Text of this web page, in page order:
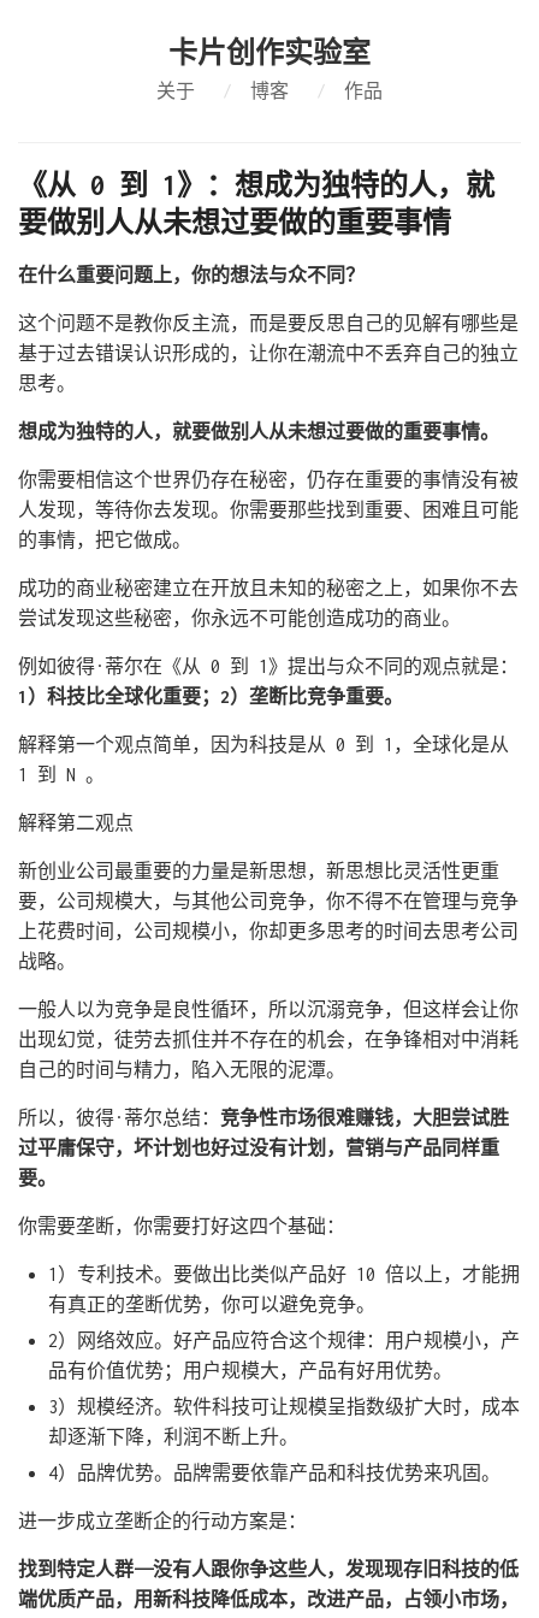
卡片创作实验室
关于 / 博客 / 作品
《从 0 到 1》：想成为独特的人，就
要做别人从未想过要做的重要事情
在什么重要问题上，你的想法与众不同？
这个问题不是教你反主流，而是要反思自己的见解有哪些是
基于过去错误认识形成的，让你在潮流中不丢弃自己的独立
思考。
想成为独特的人，就要做别人从未想过要做的重要事情。
你需要相信这个世界仍存在秘密，仍存在重要的事情没有被
人发现，等待你去发现。你需要那些找到重要、困难且可能
的事情，把它做成。
成功的商业秘密建立在开放且未知的秘密之上，如果你不去
尝试发现这些秘密，你永远不可能创造成功的商业。
例如彼得·蒂尔在《从 0 到 1》提出与众不同的观点就是：
1）科技比全球化重要；2）垄断比竞争重要。
解释第一个观点简单，因为科技是从 0 到 1，全球化是从
1 到 N 。
解释第二观点
新创业公司最重要的力量是新思想，新思想比灵活性更重
要，公司规模大，与其他公司竞争，你不得不在管理与竞争
上花费时间，公司规模小，你却更多思考的时间去思考公司
战略。
一般人以为竞争是良性循环，所以沉溺竞争，但这样会让你
出现幻觉，徒劳去抓住并不存在的机会，在争锋相对中消耗
自己的时间与精力，陷入无限的泥潭。
所以，彼得·蒂尔总结： 竞争性市场很难赚钱，大胆尝试胜
过平庸保守，坏计划也好过没有计划，营销与产品同样重
要。
你需要垄断，你需要打好这四个基础：
1）专利技术。要做出比类似产品好 10 倍以上，才能拥
有真正的垄断优势，你可以避免竞争。
2）网络效应。好产品应符合这个规律：用户规模小，产
品有价值优势；用户规模大，产品有好用优势。
3）规模经济。软件科技可让规模呈指数级扩大时，成本
却逐渐下降，利润不断上升。
4）品牌优势。品牌需要依靠产品和科技优势来巩固。
进一步成立垄断企的行动方案是：
找到特定人群——没有人跟你争这些人，发现现存旧科技的低
端优质产品，用新科技降低成本，改进产品，占领小市场，